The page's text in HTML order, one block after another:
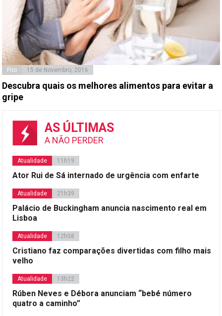
Frio 15 de Novembro, 2016
Descubra quais os melhores alimentos para evitar a
gripe
AS ÚLTIMAS
A NÃO PERDER
Atualidade 11h19
Ator Rui de Sá internado de urgência com enfarte
Atualidade 21h39
Palácio de Buckingham anuncia nascimento real em
Lisboa
Atualidade 12h58
Cristiano faz comparações divertidas com filho mais
velho
Atualidade 13h22
Rúben Neves e Débora anunciam “bebé número
quatro a caminho”